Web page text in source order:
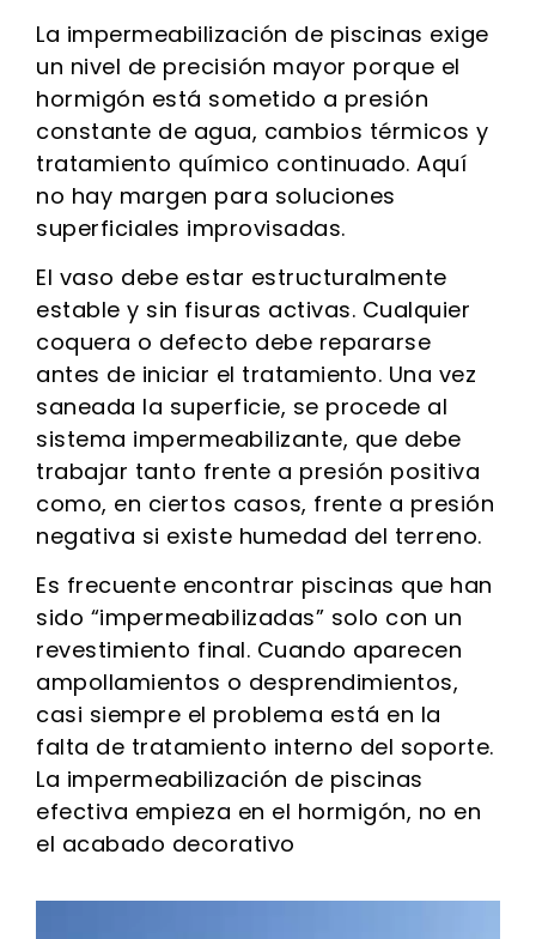
La impermeabilización de piscinas exige
un nivel de precisión mayor porque el
hormigón está sometido a presión
constante de agua, cambios térmicos y
tratamiento químico continuado. Aquí
no hay margen para soluciones
superficiales improvisadas.
El vaso debe estar estructuralmente
estable y sin fisuras activas. Cualquier
coquera o defecto debe repararse
antes de iniciar el tratamiento. Una vez
saneada la superficie, se procede al
sistema impermeabilizante, que debe
trabajar tanto frente a presión positiva
como, en ciertos casos, frente a presión
negativa si existe humedad del terreno.
Es frecuente encontrar piscinas que han
sido “impermeabilizadas” solo con un
revestimiento final. Cuando aparecen
ampollamientos o desprendimientos,
casi siempre el problema está en la
falta de tratamiento interno del soporte.
La impermeabilización de piscinas
efectiva empieza en el hormigón, no en
el acabado decorativo